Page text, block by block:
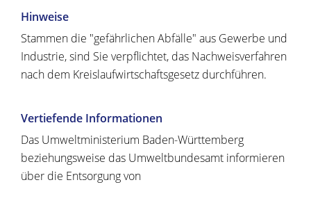
Hinweise
Stammen die "gefährlichen Abfälle" aus Gewerbe und
Industrie, sind Sie verpflichtet, das Nachweisverfahren
nach dem Kreislaufwirtschaftsgesetz durchführen.
Vertiefende Informationen
Das Umweltministerium Baden-Württemberg
beziehungsweise das Umweltbundesamt informieren
über die Entsorgung von